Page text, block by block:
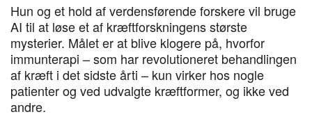
Hun og et hold af verdensførende forskere vil bruge
AI til at løse et af kræftforskningens største
mysterier. Målet er at blive klogere på, hvorfor
immunterapi – som har revolutioneret behandlingen
af ​​kræft i det sidste årti – kun virker hos nogle
patienter og ved udvalgte kræftformer, og ikke ved
andre.